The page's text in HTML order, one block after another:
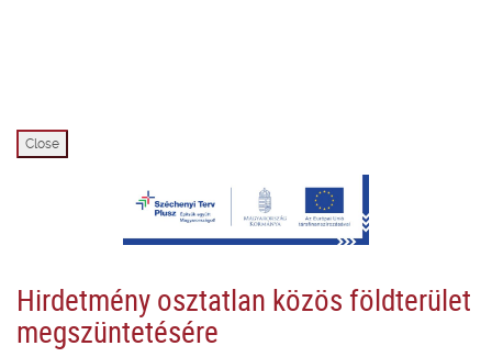
Close
Hirdetmény osztatlan közös földterület
megszüntetésére